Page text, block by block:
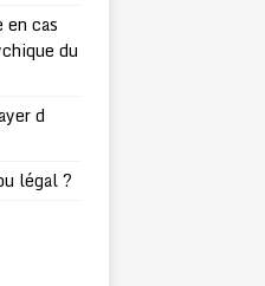
en cas
du
d
légal ?